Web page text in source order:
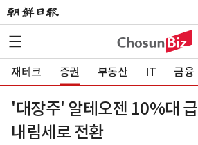
재테크 증권 부동산 IT 금융
'대장주' 알테오젠 10%대
내림세로 전환